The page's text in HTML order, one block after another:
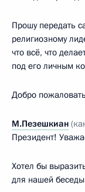
Прошу передать
религиозному
что всё, что
под его личным
Добро
М.Пезешкиан
Президент!
Хотел бы
для нашей